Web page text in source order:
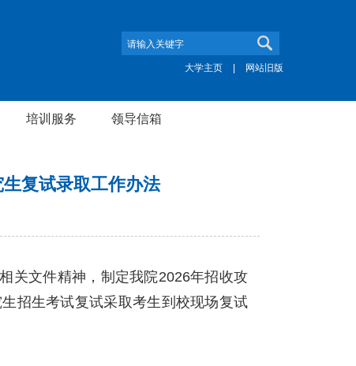
大学主页 网站旧版
培训服务 领导信箱
复试录取工作办法
关文件精神，制定我院2026年招收攻
招生考试复试采取考生到校现场复试